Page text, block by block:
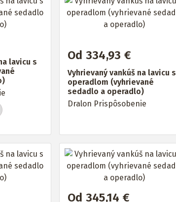
lavicu s
Od 334,93 €
Vyhrievaný vankúš na lavicu s
operadlom (vyhrievané
sedadlo a operadlo)
Dralon Prispôsobenie
Od 345,14 €